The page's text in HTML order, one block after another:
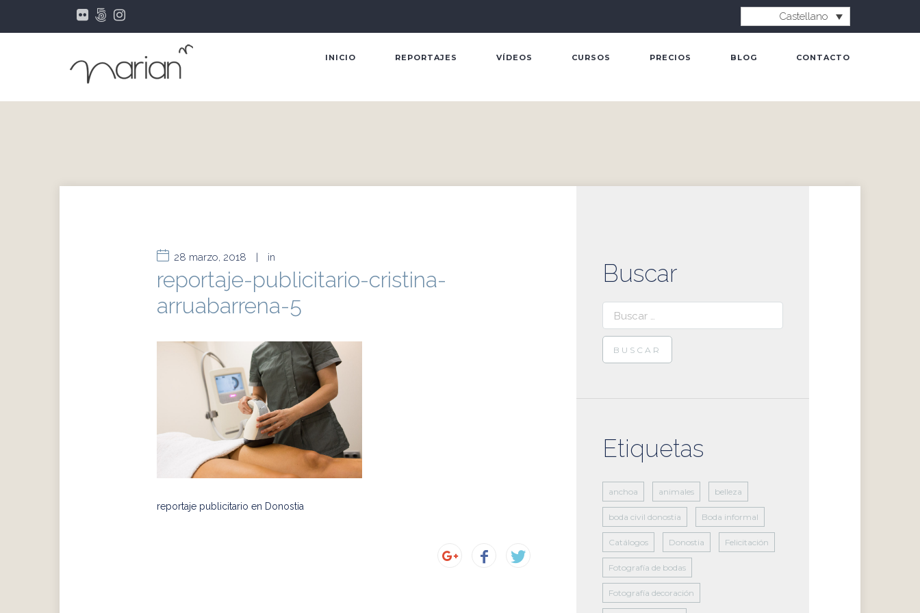
Castellano
INICIO REPORTAJES VÍDEOS CURSOS PRECIOS BLOG CONTACTO
28 marzo, 2018 | in
reportaje-publicitario-cristina-
arruabarrena-5
reportaje publicitario en Donostia
Buscar
Buscar:
Etiquetas
anchoa animales belleza
boda civil donostia Boda informal
Catálogos Donostia Felicitación
Fotografía de bodas
Fotografía decoración